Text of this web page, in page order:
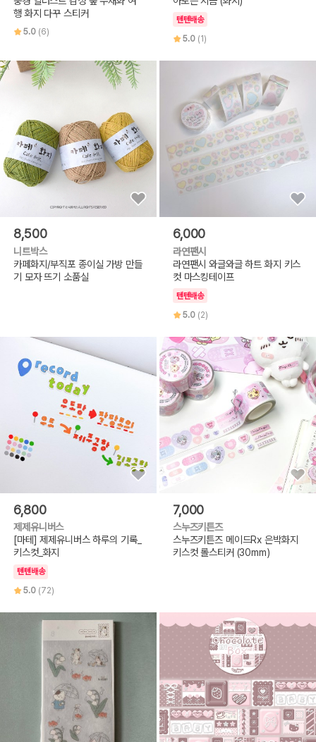
행 화지 다꾸 스티커
5.0 (6)
텐텐배송
5.0 (1)
8,500
니트박스
카페화지/부직포 종이실 가방 만들
기 모자 뜨기 소품실
6,000
라연팬시
라연팬시 와글와글 하트 화지 키스
컷 마스킹테이프
텐텐배송
5.0 (2)
6,800
제제유니버스
[마테] 제제유니버스 하루의 기록_
키스컷_화지
텐텐배송
5.0 (72)
7,000
스누즈키튼즈
스누즈키튼즈 메이드Rx 은박화지
키스컷 롤스티커 (30mm)